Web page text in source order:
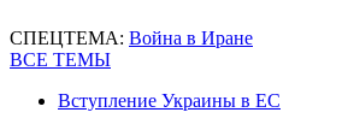
СПЕЦТЕМА: Война в Иране
ВСЕ ТЕМЫ
Вступление Украины в ЕС